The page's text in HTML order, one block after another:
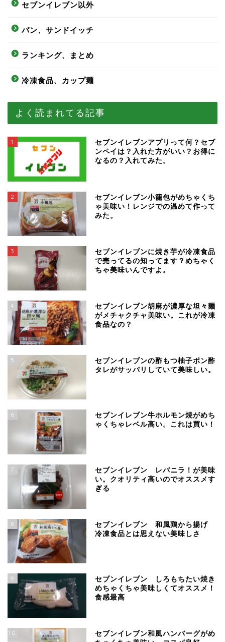
セブンイレブン以外
パン、サンドイッチ
ランキング、まとめ
冷凍食品、カップ麺
よく読まれてる記事
1
セブンイレブンアプリって何？セブ
ンペイは？入れた方がいい？お得に
なるの？入れてみた。
2
セブンイレブン小籠包がめちゃくち
ゃ美味い！レンジでの温めて作って
みた。
3
セブンイレブンに焼き芋が冷凍食品
で売ってるの知ってます？めちゃく
ちゃ美味いんですよ。
4
セブンイレブン胡麻が濃厚な坦々麺
がメチャクチャ美味い。これが冷凍
食品なの？
5
セブンイレブンの酢もつ柚子ポン酢
タレがサッパリしていて美味しい。
6
セブンイレブン牛ホルモン焼がめち
ゃくちゃレベル高い。これは買い！
7
セブンイレブン レバニラ！が美味
い。クオリティ高いのでオススメす
ぎる
8
セブンイレブン 和風鶏から揚げ
冷凍食品とは思えない美味しさ
9
セブンイレブン しろもちたい焼き
めちゃくちゃ美味しくてオススメ！
食感最高
10
セブンイレブン和風ハンバーグがめ